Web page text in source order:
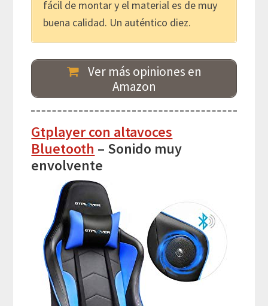
fácil de montar y el material es de muy
buena calidad. Un auténtico diez.
Ver más opiniones en
Amazon
Gtplayer con altavoces
Bluetooth – Sonido muy
envolvente